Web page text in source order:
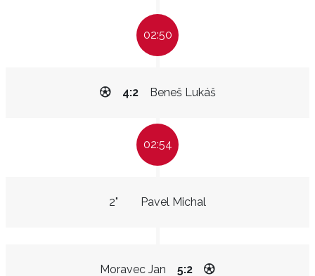
02:50
Beneš Lukáš
4:2
02:54
Pavel Michal
2"
Moravec Jan 5:2